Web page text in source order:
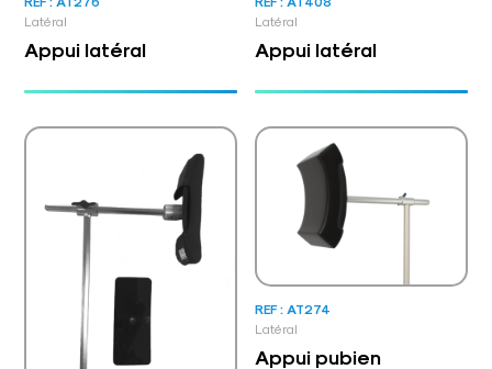
Latéral
Appui latéral
Latéral
Appui latéral
Latéral
REF : AT274
Appui pubien